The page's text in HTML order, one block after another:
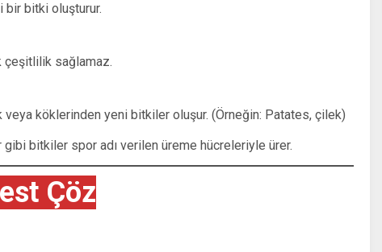
bir bitki oluşturur.
çeşitlilik sağlamaz.
köklerinden yeni bitkiler oluşur. (Örneğin: Patates, çilek)
bitkiler spor adı verilen üreme hücreleriyle ürer.
Çöz